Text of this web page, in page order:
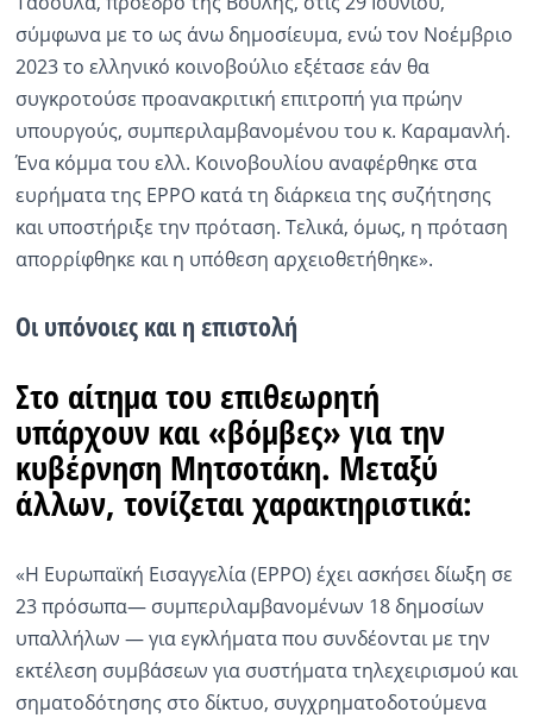
σύμφωνα με το ως άνω δημοσίευμα, ενώ τον Νοέμβριο
2023 το ελληνικό κοινοβούλιο εξέτασε εάν θα
συγκροτούσε προανακριτική επιτροπή για πρώην
υπουργούς, συμπεριλαμβανομένου του κ. Καραμανλή.
Ένα κόμμα του ελλ. Κοινοβουλίου αναφέρθηκε στα
ευρήματα της EPPO κατά τη διάρκεια της συζήτησης
και υποστήριξε την πρόταση. Τελικά, όμως, η πρόταση
απορρίφθηκε και η υπόθεση αρχειοθετήθηκε».
Οι υπόνοιες και η επιστολή
Στο αίτημα του επιθεωρητή
υπάρχουν και «βόμβες» για την
κυβέρνηση Μητσοτάκη. Μεταξύ
άλλων, τονίζεται χαρακτηριστικά:
«Η Ευρωπαϊκή Εισαγγελία (EPPO) έχει ασκήσει δίωξη σε
23 πρόσωπα— συμπεριλαμβανομένων 18 δημοσίων
υπαλλήλων — για εγκλήματα που συνδέονται με την
εκτέλεση συμβάσεων για συστήματα τηλεχειρισμού και
σηματοδότησης στο δίκτυο, συγχρηματοδοτούμενα